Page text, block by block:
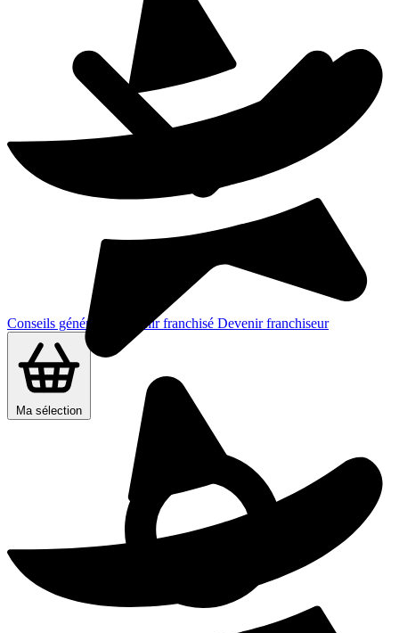
Conseils généraux Devenir franchisé Devenir franchiseur
Ma sélection